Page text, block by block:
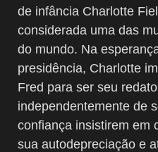
de infância Charlotte
considerada uma das
do mundo. Na
presidência, Charlotte
Fred para ser seu
independentemente de
confiança insistirem em
sua autodepreciação e